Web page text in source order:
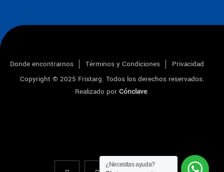
Donde encontrarnos Términos y Condiciones
Privacidad
Copyright © 2025 Fristarg. Todos los derechos reservados.
Realizado por Cónclave.
¿Necesitas ayuda?